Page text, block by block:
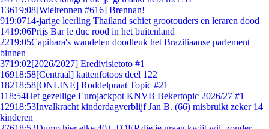
13619:08[Wielrennen #616] Brennan!
919:0714-jarige leerling Thailand schiet grootouders en leraren dood
1419:06Prijs Bar le duc rood in het buitenland
2219:05Capibara's wandelen doodleuk het Braziliaanse parlement
binnen
3719:02[2026/2027] Eredivisietoto #1
16918:58[Centraal] kattenfotoos deel 122
18218:58[ONLINE] Roddelpraat Topic #21
118:54Het gezellige Eurojackpot KNVB Bekertopic 2026/27 #1
12918:53Invalkracht kinderdagverblijf Jan B. (66) misbruikt zeker 14
kinderen